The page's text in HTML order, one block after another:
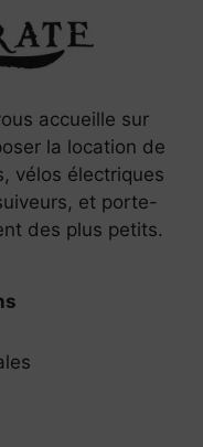
accueille sur
la location de
vélos électriques
et porte-
des plus petits.